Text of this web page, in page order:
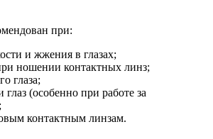
при:
и жжения в глазах;
ношении контактных линз;
глаза;
глаз (особенно при работе за
контактным линзам.